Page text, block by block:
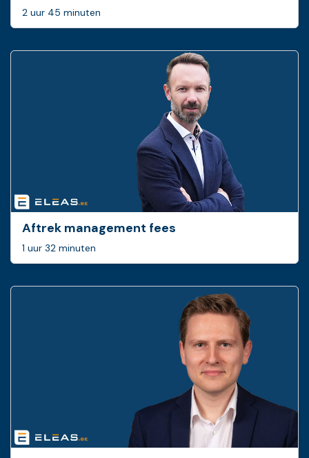
2 uur 45 minuten
Aftrek management fees
1 uur 32 minuten